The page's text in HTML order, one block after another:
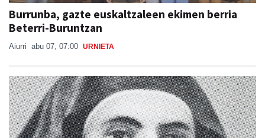
Burrunba, gazte euskaltzaleen ekimen berria
Beterri-Buruntzan
Aiurri abu 07, 07:00 URNIETA